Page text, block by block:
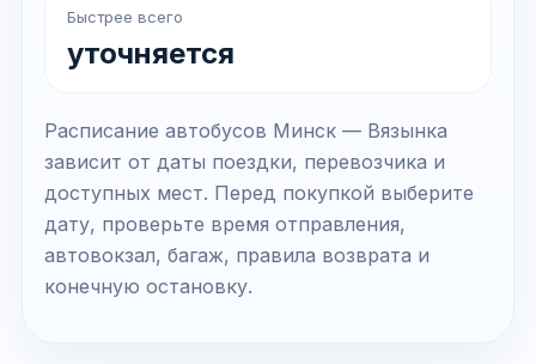
Быстрее всего
уточняется
Расписание автобусов Минск — Вязынка
зависит от даты поездки, перевозчика и
доступных мест. Перед покупкой выберите
дату, проверьте время отправления,
автовокзал, багаж, правила возврата и
конечную остановку.